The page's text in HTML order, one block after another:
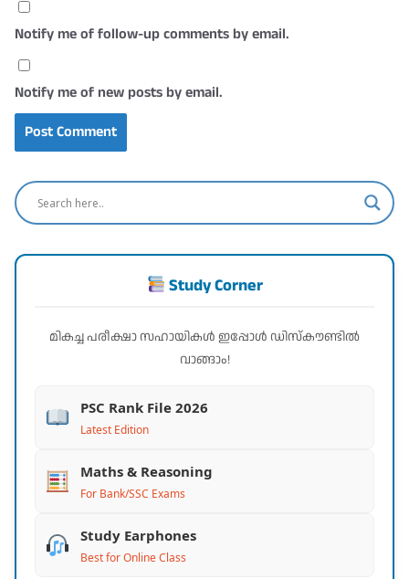
Notify me of follow-up comments by email.
Notify me of new posts by email.
Study Corner
മികച്ച പരീക്ഷാ സഹായികൾ ഇപ്പോൾ ഡിസ്കൗണ്ടിൽ
വാങ്ങാം!
PSC Rank File 2026
Latest Edition
Maths & Reasoning
For Bank/SSC Exams
Study Earphones
Best for Online Class